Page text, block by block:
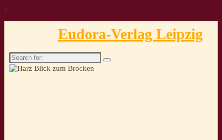
↓
Eudora-Verlag Leipzig
Search
for: